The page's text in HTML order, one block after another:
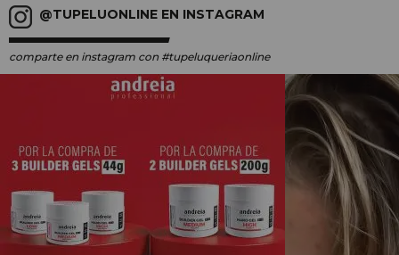
@TUPELUONLINE EN INSTAGRAM
comparte en instagram con #tupeluqueriaonline